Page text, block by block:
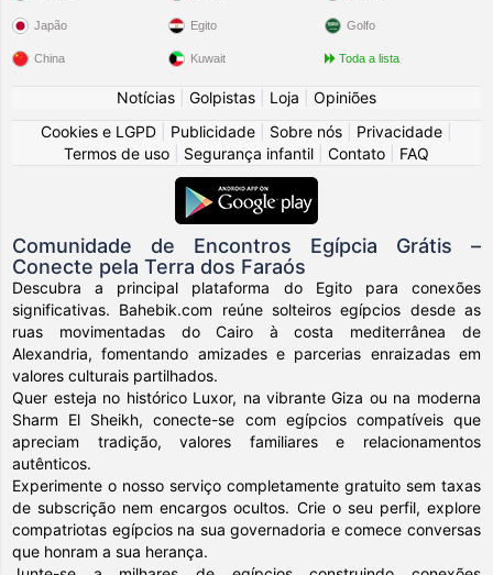
Japão
China
Egito
Kuwait
Golfo
Toda a lista
Notícias Golpistas Loja
Opiniões
Cookies e LGPD
Publicidade Sobre nós Privacidade
Termos de uso
Segurança infantil Contato FAQ
Comunidade de Encontros Egípcia Grátis –
Conecte pela Terra dos Faraós
Descubra a principal plataforma do Egito para conexões
significativas. Bahebik.com reúne solteiros egípcios desde as
ruas movimentadas do Cairo à costa mediterrânea de
Alexandria, fomentando amizades e parcerias enraizadas em
valores culturais partilhados.
Quer esteja no histórico Luxor, na vibrante Giza ou na moderna
Sharm El Sheikh, conecte-se com egípcios compatíveis que
apreciam tradição, valores familiares e relacionamentos
autênticos.
Experimente o nosso serviço completamente gratuito sem taxas
de subscrição nem encargos ocultos. Crie o seu perfil, explore
compatriotas egípcios na sua governadoria e comece conversas
que honram a sua herança.